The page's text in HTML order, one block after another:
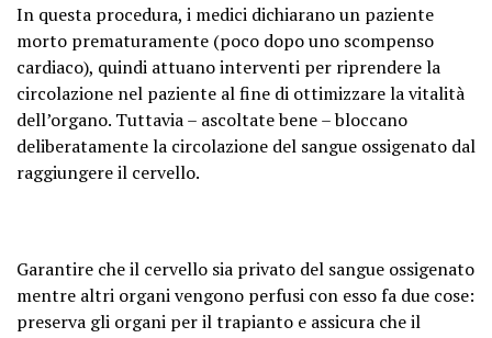
In questa procedura, i medici dichiarano un paziente
morto prematuramente (poco dopo uno scompenso
cardiaco), quindi attuano interventi per riprendere la
circolazione nel paziente al fine di ottimizzare la vitalità
dell’organo. Tuttavia – ascoltate bene – bloccano
deliberatamente la circolazione del sangue ossigenato dal
raggiungere il cervello.
Garantire che il cervello sia privato del sangue ossigenato
mentre altri organi vengono perfusi con esso fa due cose:
preserva gli organi per il trapianto e assicura che il